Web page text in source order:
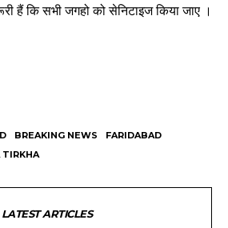
हैं कि सभी जगहो को सेनिटाइज किया जाए ।
BREAKING NEWS
FARIDABAD
TIRKHA
LATEST ARTICLES